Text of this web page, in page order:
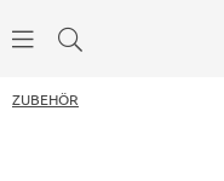
ZUBEHÖR